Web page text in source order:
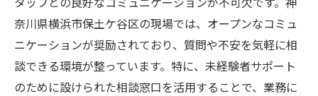
奈川県横浜市保土ケ谷区の現場では、オープンなコミュ
ニケーションが奨励されており、質問や不安を気軽に相
談できる環境が整っています。特に、未経験者サポート
のために設けられた相談窓口を活用することで、業務に